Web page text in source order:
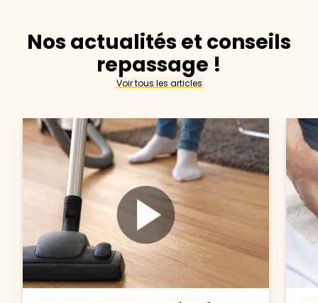
Nos actualités et conseils
repassage !
Voir tous les articles